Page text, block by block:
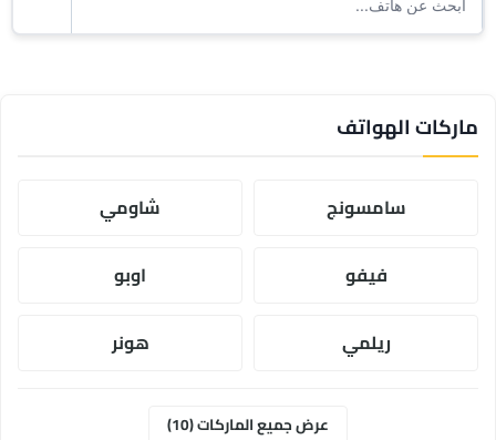
ماركات الهواتف
سامسونج شاومي
فيفو اوبو
ريلمي
هونر
عرض جميع الماركات (10)